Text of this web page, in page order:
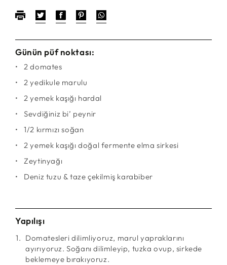
Günün püf noktası:
2 domates
2 yedikule marulu
2 yemek kaşığı hardal
Sevdiğiniz bi’ peynir
1/2 kırmızı soğan
2 yemek kaşığı doğal fermente elma sirkesi
Zeytinyağı
Deniz tuzu & taze çekilmiş karabiber
Yapılışı
Domatesleri dilimliyoruz, marul yapraklarını
ayırıyoruz. Soğanı dilimleyip, tuzka ovup, sirkede
beklemeye bırakıyoruz.